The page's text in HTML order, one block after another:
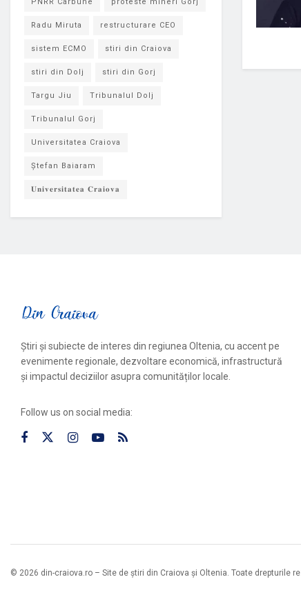
Radu Miruta restructurare CEO
sistem ECMO stiri din Craiova
stiri din Dolj stiri din Gorj
Targu Jiu Tribunalul Dolj
Tribunalul Gorj
Universitatea Craiova
Ștefan Baiaram
𝐔𝐧𝐢𝐯𝐞𝐫𝐬𝐢𝐭𝐚𝐭𝐞𝐚 𝐂𝐫𝐚𝐢𝐨𝐯𝐚
Știri și subiecte de interes din regiunea Oltenia, cu accent pe
evenimente regionale, dezvoltare economică, infrastructură
și impactul deciziilor asupra comunităților locale.
Follow us on social media:
© 2026 din-craiova.ro – Site de știri din Craiova și Oltenia. Toate drepturile